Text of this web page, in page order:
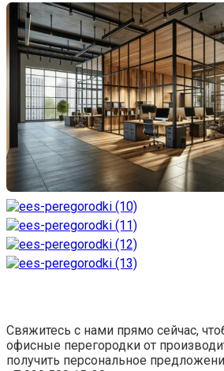
Свяжитесь с нами прямо сейчас,
офисные перегородки от
получить персональное